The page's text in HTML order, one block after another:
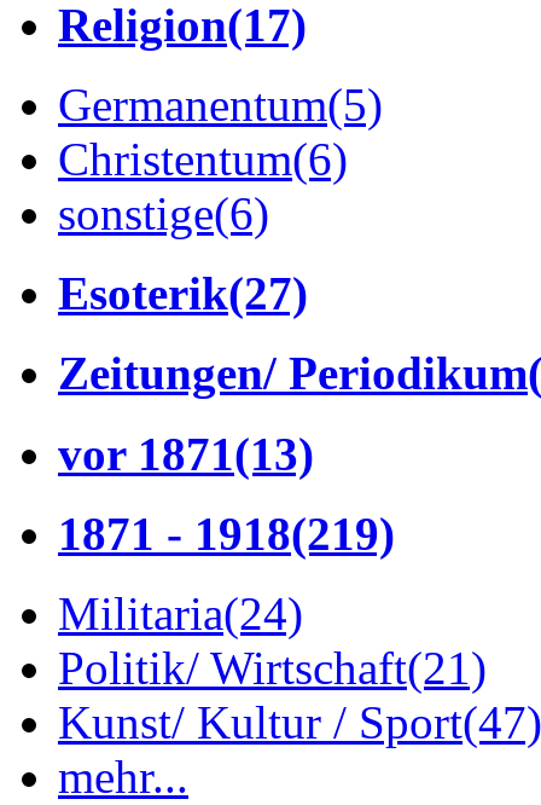
Religion(17)
Germanentum(5)
Christentum(6)
sonstige(6)
Esoterik(27)
Zeitungen/ Periodikum
vor 1871(13)
1871 - 1918(219)
Militaria(24)
Politik/ Wirtschaft(21)
Kunst/ Kultur / Sport(47)
mehr...